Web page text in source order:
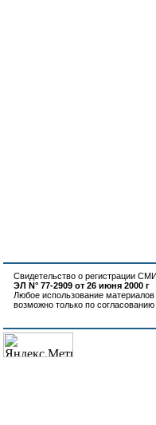
Свидетельство о регистрации
ЭЛ N° 77-2909 от 26 июня 2000 г
Любое использование
возможно только по